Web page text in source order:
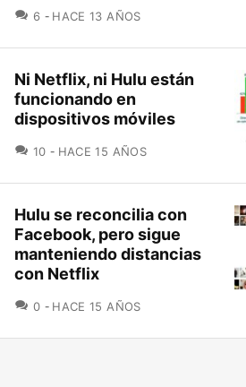
6 COMENTARIOS
HACE 13 AÑOS
Ni Netflix, ni Hulu están
funcionando en
dispositivos móviles
10 COMENTARIOS
HACE 15 AÑOS
Hulu se reconcilia con
Facebook, pero sigue
manteniendo distancias
con Netflix
0 COMENTARIOS
HACE 15 AÑOS